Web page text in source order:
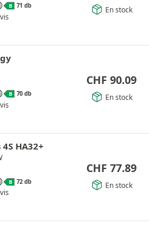
B 71 db En stock
B 70 db
CHF 90.09
En stock
HA32+
B 72 db
CHF 77.89
En stock